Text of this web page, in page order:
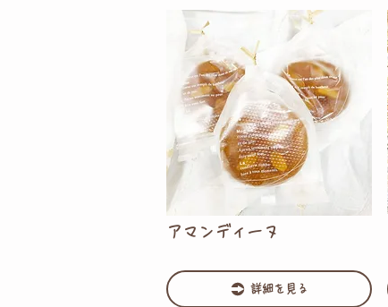
アマンディーヌ
詳細を見る